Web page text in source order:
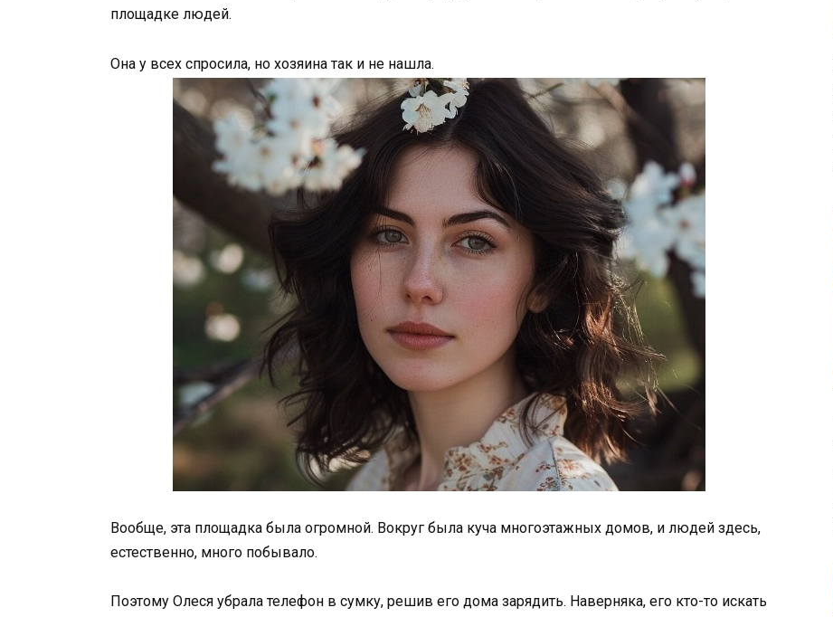
площадке людей.
Она у всех спросила, но хозяина так и не нашла.
Вообще, эта площадка была огромной. Вокруг была куча многоэтажных домов, и людей здесь,
естественно, много побывало.
Поэтому Олеся убрала телефон в сумку, решив его дома зарядить. Наверняка, его кто-то искать